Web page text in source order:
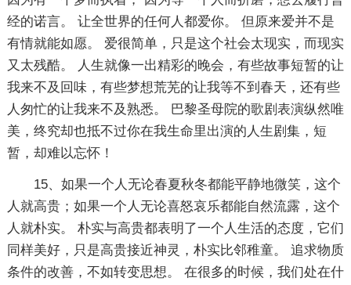
经的诺言。 让全世界的任何人都爱你。 但原来爱并不是
有情就能如愿。 爱很简单，只是这个社会太现实，而现实
又太残酷。 人生就像一出精彩的晚会，有些故事短暂的让
我来不及回味，有些梦想荒芜的让我等不到春天，还有些
人匆忙的让我来不及熟悉。 巴黎圣母院的歌剧表演纵然唯
美，终究却也抵不过你在我生命里出演的人生剧集，短
暂，却难以忘怀！
15、如果一个人无论春夏秋冬都能平静地微笑，这个
人就高贵；如果一个人无论喜怒哀乐都能自然流露，这个
人就朴实。 朴实与高贵都表明了一个人生活的态度，它们
同样美好，只是高贵接近神灵，朴实比邻稚童。 追求物质
条件的改善，不如转变思想。 在很多的时候，我们处在什